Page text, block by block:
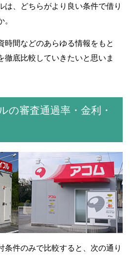
は、どちらがより良い条件で借り
時間などのあらゆる情報をもと
徹底比較していきたいと思いま
の審査通過率・金利・
条件のみで比較すると、次の通り